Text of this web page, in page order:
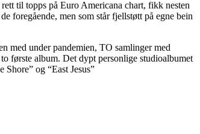
til topps på Euro Americana chart, fikk nesten
foregående, men som står fjellstøtt på egne bein
med under pandemien, TO samlinger med
første album. Det dypt personlige studioalbumet
og “East Jesus”